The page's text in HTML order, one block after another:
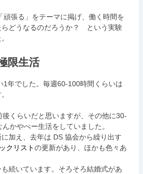
頑張る」をテーマに掲げ、働く時間を
らどうなるのだろうか？ という実験
限生活
1年でした。毎週60-100時間くらいは
くらいだと思いますが、その他に30-
かやべー生活をしていました。
加え、去年は DS 協会から繰り出す
クリストの更新があり、ほかも色々あ
も続いています。そろそろ結婚式があ